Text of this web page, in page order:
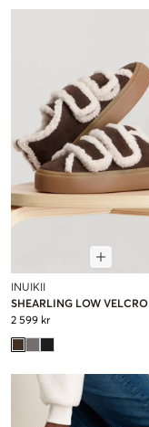
INUIKII
SHEARLING LOW VELCRO
2 599 kr